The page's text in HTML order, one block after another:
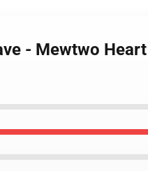
- Mewtwo